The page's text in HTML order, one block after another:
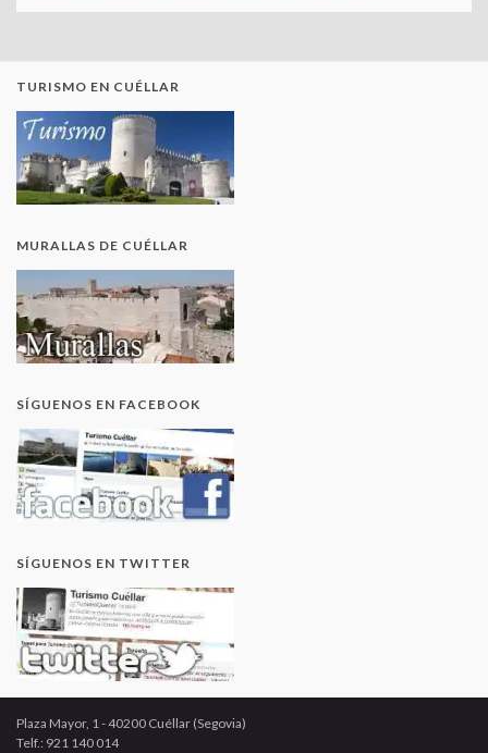
TURISMO EN CUÉLLAR
MURALLAS DE CUÉLLAR
SÍGUENOS EN FACEBOOK
SÍGUENOS EN TWITTER
Plaza Mayor, 1 - 40200 Cuéllar (Segovia)
Telf.: 921 140 014